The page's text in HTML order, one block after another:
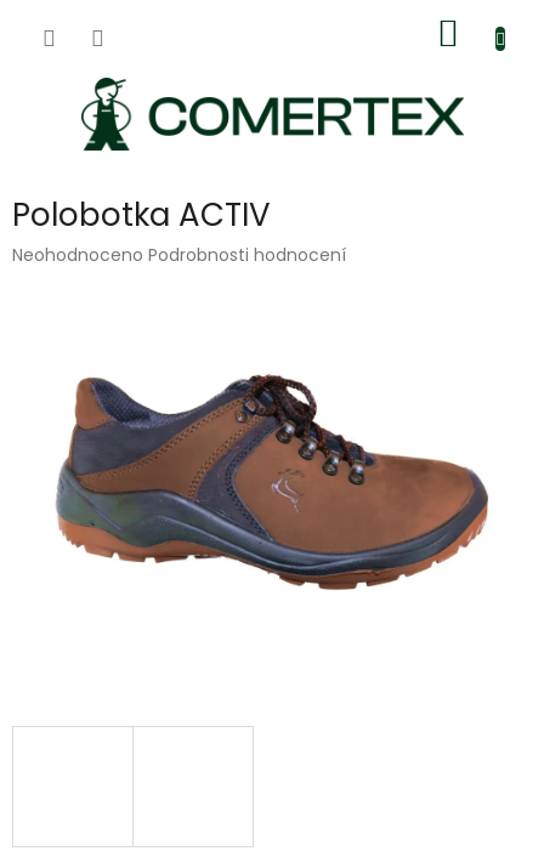
košík
Polobotka ACTIV
Průměrné
hvězdiček.
Neohodnoceno Podrobnosti hodnocení